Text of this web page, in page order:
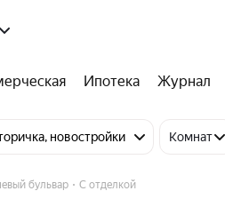
Ипотека Журнал
новостройки Комнат
бульвар С отделкой